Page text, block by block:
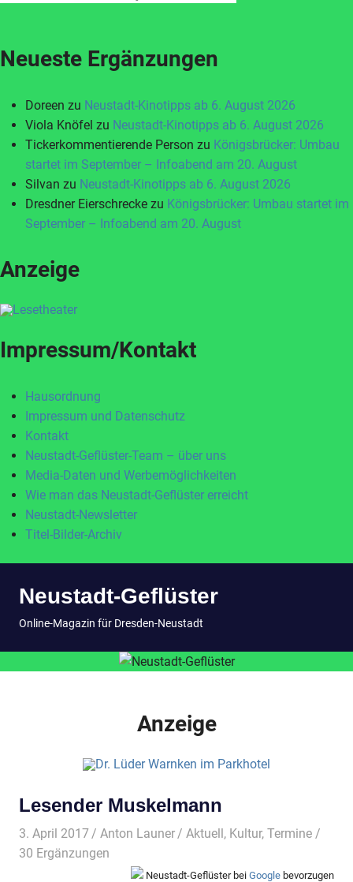
Neueste Ergänzungen
Doreen zu Neustadt-Kinotipps ab 6. August 2026
Viola Knöfel zu Neustadt-Kinotipps ab 6. August 2026
Tickerkommentierende Person zu Königsbrücker: Umbau
startet im September – Infoabend am 20. August
Silvan zu Neustadt-Kinotipps ab 6. August 2026
Dresdner Eierschrecke zu Königsbrücker: Umbau startet im
September – Infoabend am 20. August
Anzeige
Impressum/Kontakt
Hausordnung
Impressum und Datenschutz
Kontakt
Neustadt-Geflüster-Team – über uns
Media-Daten und Werbemöglichkeiten
Wie man das Neustadt-Geflüster erreicht
Neustadt-Newsletter
Titel-Bilder-Archiv
InhaltNeustadt-Geflüster
Online-Magazin für Dresden-Neustadt
Anzeige
Lesender Muskelmann
3. April 2017 Anton Launer Aktuell, Kultur,Termine /
30 Ergänzungen
Neustadt-Geflüster bei Google bevorzugen